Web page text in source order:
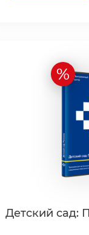
%
Детский сад: